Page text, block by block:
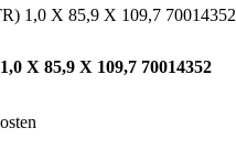
1,0 X 85,9 X 109,7 70014352
X 85,9 X 109,7 70014352